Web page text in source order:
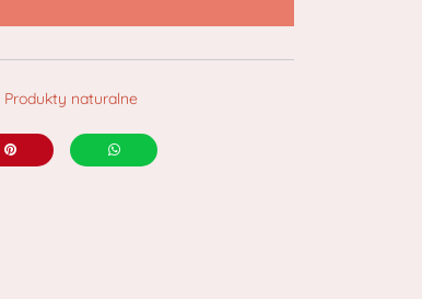
Produkty naturalne